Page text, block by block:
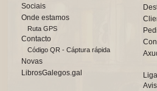
Sociais
Onde estamos
Ruta GPS
Contacto
Código QR - Cáptura rápida
Novas
LibrosGalegos.gal